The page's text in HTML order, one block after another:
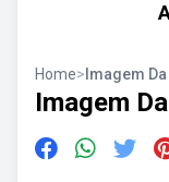
Home> Imagem
Imagem